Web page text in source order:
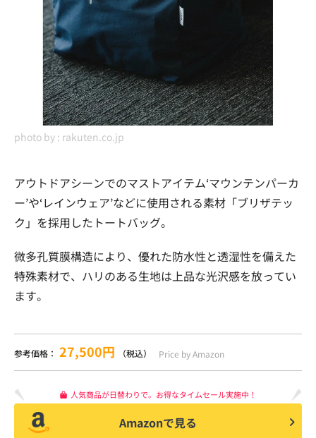
photo by : rakuten.co.jp
アウトドアシーンでのマストアイテム‘マウンテンパーカ
ー’や‘レインウェア’などに使用される素材「ブリザテッ
ク」を採用したトートバッグ。
微多孔質膜構造により、優れた防水性と透湿性を備えた
特殊素材で、ハリのある生地は上品な光沢感を放ってい
ます。
参考価格： 27,500円 （税込） Price by Amazon
人気商品が日替わりで。お得なタイムセール実施中！
Amazonで見る